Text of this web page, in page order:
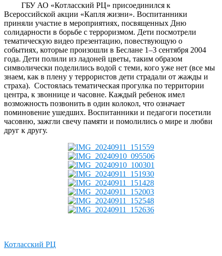
ГБУ АО «Котласский РЦ» присоединился к
Всероссийской акции «Капля жизни». Воспитанники
приняли участие в мероприятиях, посвященных Дню
солидарности в борьбе с терроризмом. Дети посмотрели
тематическую видео презентацию, повествующую о
событиях, которые произошли в Беслане 1–3 сентября 2004
года. Дети полили из ладоней цветы, таким образом
символически поделились водой с теми, кого уже нет (все мы
знаем, как в плену у террористов дети страдали от жажды и
страха). Состоялась тематическая прогулка по территории
центра, к звоннице и часовне. Каждый ребенок имел
возможность позвонить в один колокол, что означает
поминовение ушедших. Воспитанники и педагоги посетили
часовню, зажгли свечу памяти и помолились о мире и любви
друг к другу.
Котласский РЦ